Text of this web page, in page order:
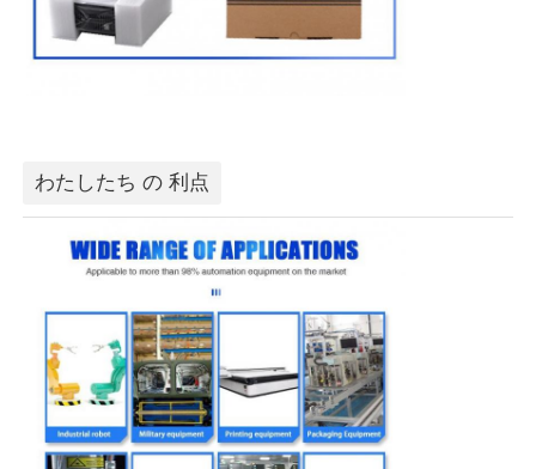
わたしたち の 利点